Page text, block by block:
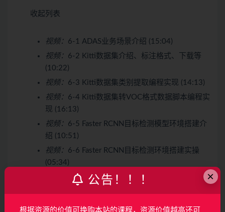
收起列表
视频： 6-1 ADAS业务场景介绍 (15:04)
视频： 6-2 Kitti数据集介绍、标注格式、下载等
(10:22)
视频： 6-3 Kitti数据集类别提取编程实现 (14:13)
视频： 6-4 Kitti数据集转VOC格式数据脚本编程实
现 (16:13)
视频： 6-5 Faster RCNN目标检测模型环境搭建介
绍 (10:51)
视频： 6-6 Faster RCNN目标检测环境搭建实操
(05:34)
6-7 Faster RCNN目标检测框架介绍
×
公告！！！
根据资源的价值可换购本站的课程，资源价值越高还可